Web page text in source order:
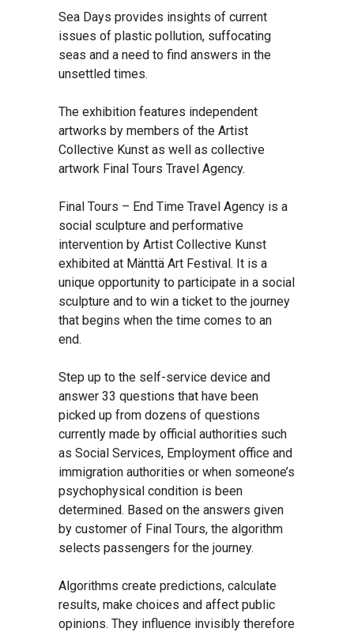
Sea Days provides insights of current
issues of plastic pollution, suffocating
seas and a need to find answers in the
unsettled times.
The exhibition features independent
artworks by members of the Artist
Collective Kunst as well as collective
artwork Final Tours Travel Agency.
Final Tours – End Time Travel Agency is a
social sculpture and performative
intervention by Artist Collective Kunst
exhibited at Mänttä Art Festival. It is a
unique opportunity to participate in a social
sculpture and to win a ticket to the journey
that begins when the time comes to an
end.
Step up to the self-service device and
answer 33 questions that have been
picked up from dozens of questions
currently made by official authorities such
as Social Services, Employment office and
immigration authorities or when someone’s
psychophysical condition is been
determined. Based on the answers given
by customer of Final Tours, the algorithm
selects passengers for the journey.
Algorithms create predictions, calculate
results, make choices and affect public
opinions. They influence invisibly therefore